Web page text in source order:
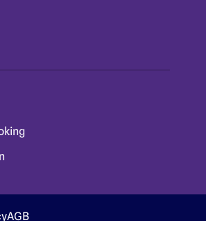
AGB